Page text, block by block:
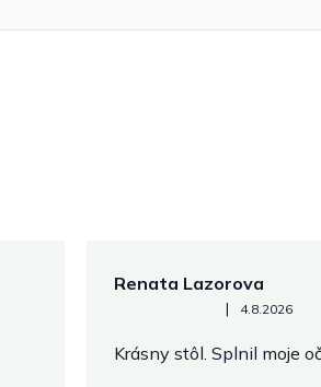
Renata Lazorova
Hodnotenie obchodu je 5 z
| 4.8.2026
Krásny stôl. Splnil moje